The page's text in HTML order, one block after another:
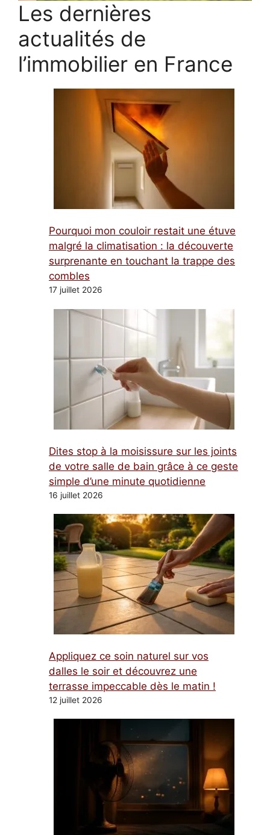
Les dernières
actualités de
l’immobilier en France
Pourquoi mon couloir restait une étuve
malgré la climatisation : la découverte
surprenante en touchant la trappe des
combles
17 juillet 2026
Dites stop à la moisissure sur les joints
de votre salle de bain grâce à ce geste
simple d’une minute quotidienne
16 juillet 2026
Appliquez ce soin naturel sur vos
dalles le soir et découvrez une
terrasse impeccable dès le matin !
12 juillet 2026